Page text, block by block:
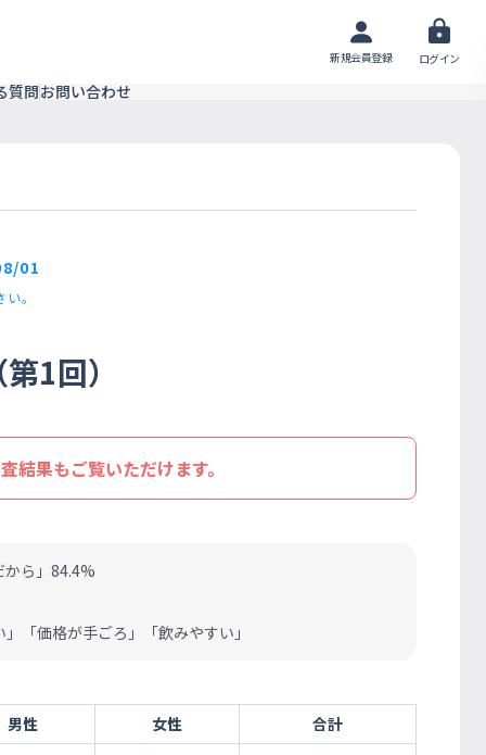
新規会員登録 ログイン
質問お問い合わせ
01
。
1回）
結果もご覧いただけます。
ら」84.4%
「価格が手ごろ」「飲みやすい」
男性 女性
合計